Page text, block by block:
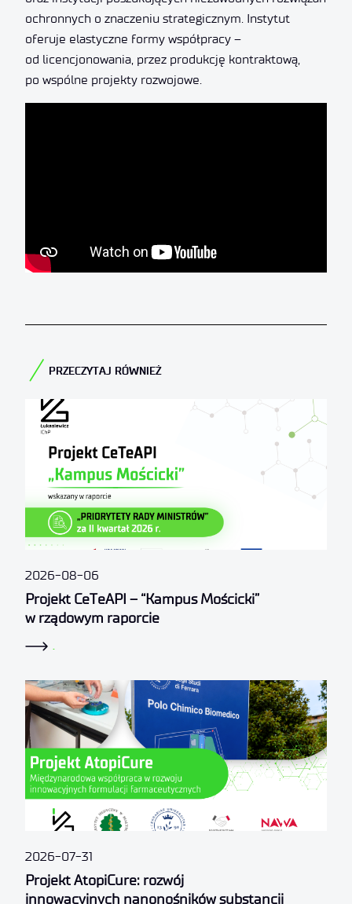
ochronnych o znaczeniu strategicznym. Instytut
oferuje elastyczne formy współpracy –
od licencjonowania, przez produkcję kontraktową,
po wspólne projekty rozwojowe.
PRZECZYTAJ RÓWNIEŻ​
Projekt CeTeAPI – “Kampus Mościcki”
w rządowym raporcie
2026-08-06
.
Projekt AtopiCure: rozwój
innowacyjnych nanonośników substancji
2026-07-31